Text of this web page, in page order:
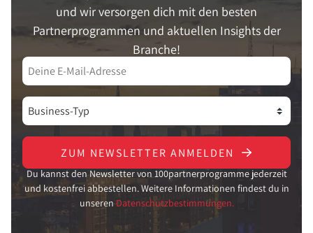
und wir versorgen dich mit den besten
Partnerprogrammen und aktuellen Insights der
Branche!
ZUM NEWSLETTER ANMELDEN
Du kannst den Newsletter von 100partnerprogramme jederzeit
und kostenfrei abbestellen. Weitere Informationen findest du in
unseren Datenschutzbestimmungen.